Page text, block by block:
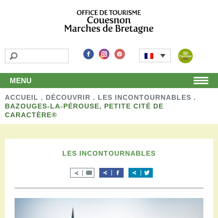
MENU
Accueil
Découvrir
Terroir et artisans
Autour de chez nous
ACCUEIL . DÉCOUVRIR . LES INCONTOURNABLES .
BAZOUGES-LA-PÉROUSE, PETITE CITÉ DE
CARACTÈRE®
LES INCONTOURNABLES